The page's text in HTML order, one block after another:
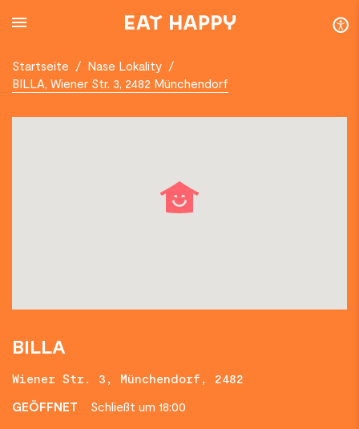
TO
Startseite / Nase Lokality /
BILLA, Wiener Str. 3, 2482 Münchendorf
BILLA
Wiener Str. 3, Münchendorf, 2482
GEÖFFNET
Schließt um 18:00